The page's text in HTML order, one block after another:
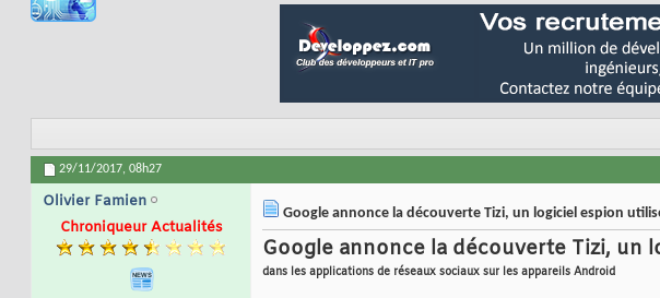
29/11/2017, 08h27
Olivier Famien
Chroniqueur Actualités
Google annonce la découverte Tizi, un logiciel espion
Google annonce la découverte Tizi, un
dans les applications de réseaux sociaux sur les appareils Android